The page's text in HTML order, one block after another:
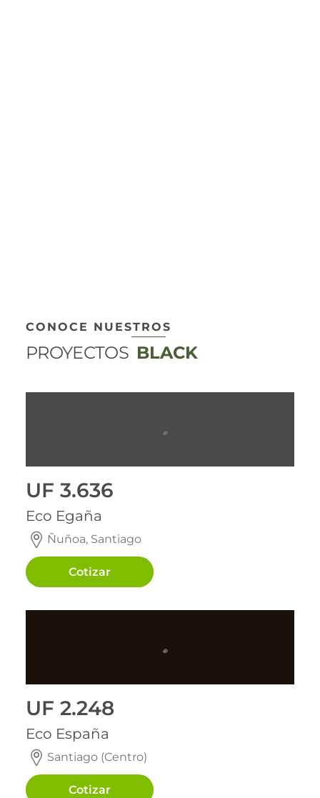
CONOCE NUESTROS
PROYECTOS BLACK
UF 3.636
Eco Egaña
Ñuñoa, Santiago
Cotizar
UF 2.248
Eco España
Santiago (Centro)
Cotizar